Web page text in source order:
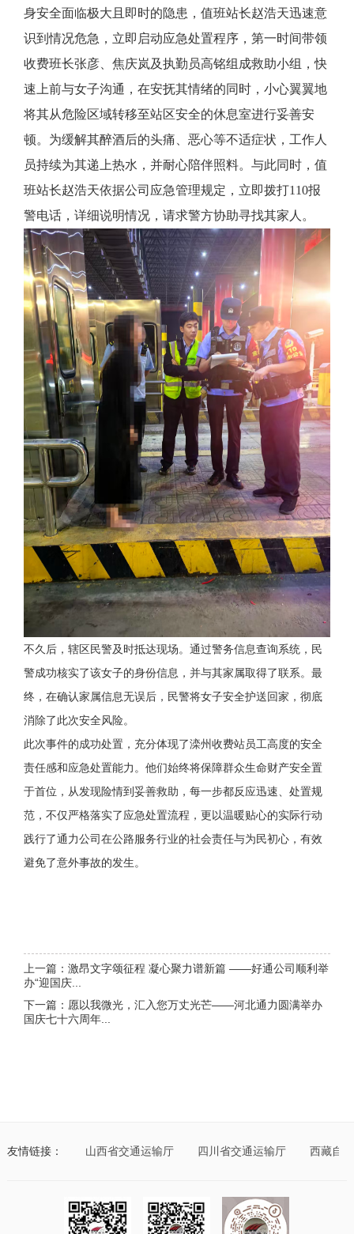
身安全面临极大且即时的隐患，值班站长赵浩天迅速意
识到情况危急，立即启动应急处置程序，第一时间带领
收费班长张彦、焦庆岚及执勤员高铭组成救助小组，快
速上前与女子沟通，在安抚其情绪的同时，小心翼翼地
将其从危险区域转移至站区安全的休息室进行妥善安
顿。为缓解其醉酒后的头痛、恶心等不适症状，工作人
员持续为其递上热水，并耐心陪伴照料。与此同时，值
班站长赵浩天依据公司应急管理规定，立即拨打110报
警电话，详细说明情况，请求警方协助寻找其家人。
不久后，辖区民警及时抵达现场。通过警务信息查询系统，民
警成功核实了该女子的身份信息，并与其家属取得了联系。最
终，在确认家属信息无误后，民警将女子安全护送回家，彻底
消除了此次安全风险。
此次事件的成功处置，充分体现了滦州收费站员工高度的安全
责任感和应急处置能力。他们始终将保障群众生命财产安全置
于首位，从发现险情到妥善救助，每一步都反应迅速、处置规
范，不仅严格落实了应急处置流程，更以温暖贴心的实际行动
践行了通力公司在公路服务行业的社会责任与为民初心，有效
避免了意外事故的发生。
上一篇：激昂文字颂征程 凝心聚力谱新篇 ——好通公司顺利举
办“迎国庆...
下一篇：愿以我微光，汇入您万丈光芒——河北通力圆满举办
国庆七十六周年...
友情链接：
通运输厅 山西省交通运输厅 四川省交通运输厅 西藏自治